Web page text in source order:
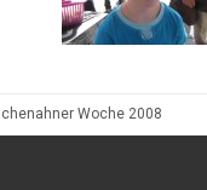
Woche 2008